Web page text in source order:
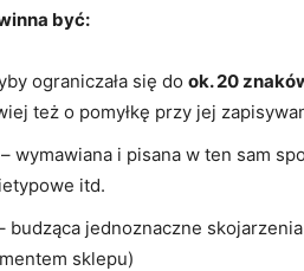
być:
ograniczała się do ok. 20
też o pomyłkę przy jej
– wymawiana i pisana w ten sam
itd.
budząca jednoznaczne
sklepu)